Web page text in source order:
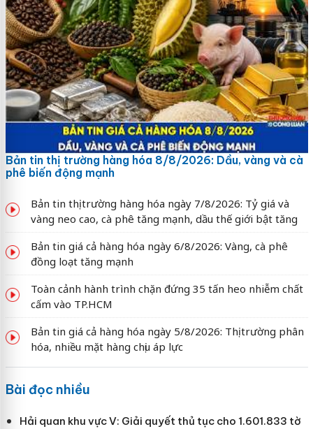
Bản tin thị trường hàng hóa 8/8/2026: Dầu, vàng và cà
phê biến động mạnh
Bản tin thị trường hàng hóa ngày 7/8/2026: Tỷ giá và
vàng neo cao, cà phê tăng mạnh, dầu thế giới bật tăng
Bản tin giá cả hàng hóa ngày 6/8/2026: Vàng, cà phê
đồng loạt tăng mạnh
Toàn cảnh hành trình chặn đứng 35 tấn heo nhiễm chất
cấm vào TP.HCM
Bản tin giá cả hàng hóa ngày 5/8/2026: Thị trường phân
hóa, nhiều mặt hàng chịu áp lực
Bài đọc nhiều
Hải quan khu vực V: Giải quyết thủ tục cho 1.601.833 tờ